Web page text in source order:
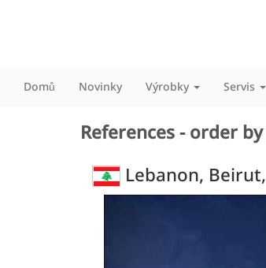
Domů Novinky Výrobky Servis
References - order
Lebanon,
Previous